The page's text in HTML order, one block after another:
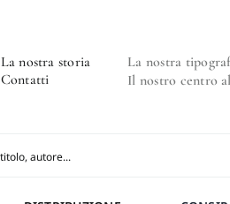
La nostra storia
Contatti
La nostra
Il nostro centro